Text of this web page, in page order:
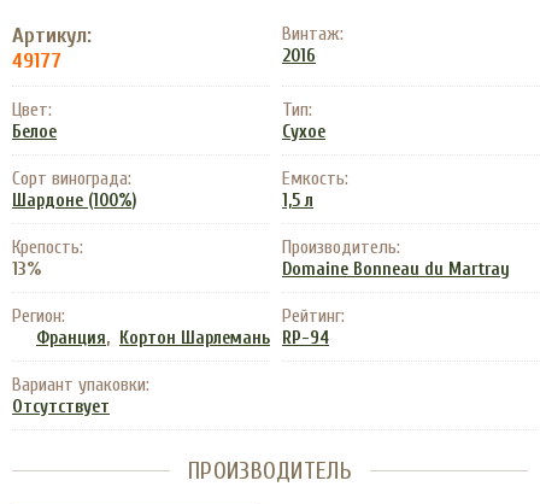
Артикул:
49177
Винтаж:
2016
Цвет:
Белое
Тип:
Сухое
Сорт винограда:
Шардоне (100%)
Емкость:
1,5 л
Крепость:
13%
Производитель:
Domaine Bonneau du Martray
Регион:
Франция, Кортон Шарлемань
Рейтинг:
RP-94
Вариант упаковки:
Отсутствует
ПРОИЗВОДИТЕЛЬ